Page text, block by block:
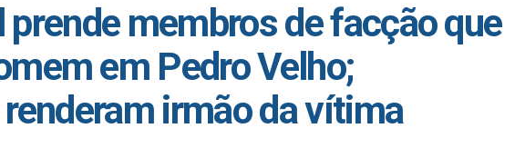
membros de facção que
em Pedro Velho;
irmão da vítima